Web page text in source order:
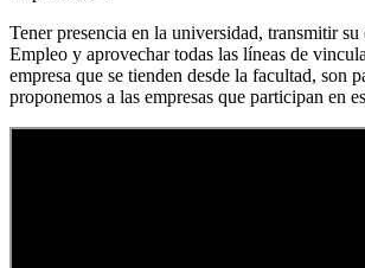
Tener presencia en la universidad, transmitir
Empleo y aprovechar todas las líneas de
empresa que se tienden desde la facultad, son
proponemos a las empresas que participan en